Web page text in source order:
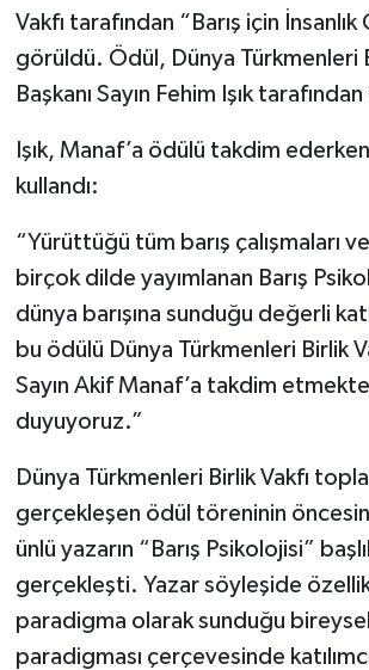
Vakfı tarafından “Barış için İnsanlık
görüldü. Ödül, Dünya Türkmenleri
Başkanı Sayın Fehim Işık
Işık, Manaf’a ödülü takdim
kullandı:
“Yürüttüğü tüm barış çalışmaları
birçok dilde yayımlanan Barış
dünya barışına sunduğu değerli
bu ödülü Dünya Türkmenleri Birlik
Sayın Akif Manaf’a takdim
duyuyoruz.”
Dünya Türkmenleri Birlik Vakfı
gerçekleşen ödül töreninin
ünlü yazarın “Barış Psikolojisi”
gerçekleşti. Yazar söyleşide
paradigma olarak sunduğu
paradigması çerçevesinde